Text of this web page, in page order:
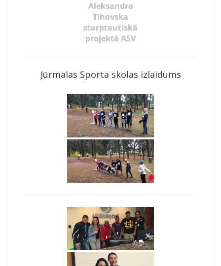
Aleksandra
Tihovska
starptautiskā
projektā ASV
Jūrmalas Sporta skolas izlaidums